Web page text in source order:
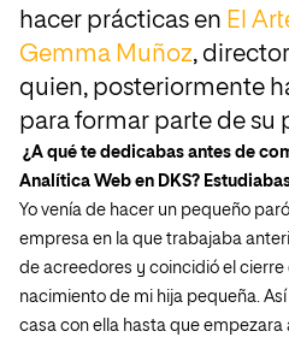
hacer prácticas en El
Gemma Muñoz,
quien, posteriormente
para formar parte de su
¿A qué te dedicabas antes de
Analítica Web en DKS?
Yo venía de hacer un pequeño
empresa en la que trabajaba
de acreedores y coincidió el cierre
nacimiento de mi hija pequeña.
casa con ella hasta que empezara